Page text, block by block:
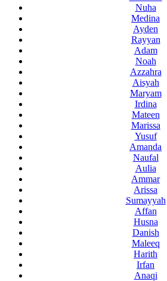
Nuha
Medina
Ayden
Rayyan
Adam
Noah
Azzahra
Aisyah
Maryam
Irdina
Mateen
Marissa
Yusuf
Amanda
Naufal
Aulia
Ammar
Arissa
Sumayyah
Affan
Husna
Danish
Maleeq
Harith
Irfan
Anaqi